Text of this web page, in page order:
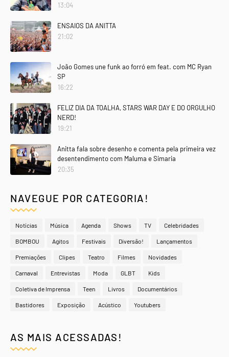
13:04
ENSAIOS DA ANITTA
21:02
João Gomes une funk ao forró em feat. com MC Ryan
SP
16:22
FELIZ DIA DA TOALHA, STARS WAR DAY E DO ORGULHO
NERD!
19:21
Anitta fala sobre desenho e comenta pela primeira vez
desentendimento com Maluma e Simaria
20:35
NAVEGUE POR CATEGORIA!
Notícias Música Agenda Shows TV Celebridades
BOMBOU Agitos Festivais Diversão! Lançamentos
Premiações Clipes Teatro Filmes Novidades
Carnaval Entrevistas Moda GLBT Kids
Coletiva de Imprensa Teen Livros Documentários
Bastidores Exposição Acústico Youtubers
AS MAIS ACESSADAS!